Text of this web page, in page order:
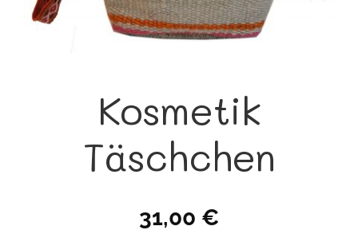
Kosmetik
Täschchen
31,00 €